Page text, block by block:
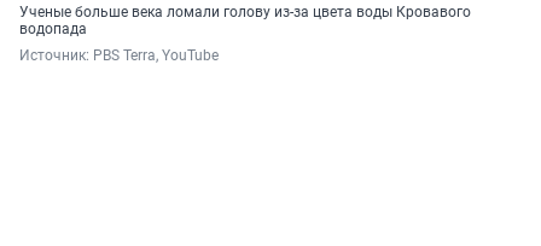
Ученые больше века ломали голову из-за цвета воды Кровавого
водопада
Источник: PBS Terra, YouTube